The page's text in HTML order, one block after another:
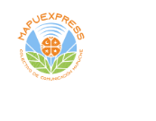
Skip
main